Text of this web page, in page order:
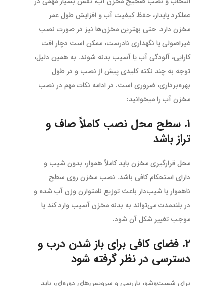
عملکرد پایدار، حفظ کیفیت آب و افزایش طول عمر
مخزن دارد. حتی بهترین مخزن‌ها نیز در صورت نصب
غیراصولی یا نگهداری نادرست، ممکن است دچار افت
کارایی، آلودگی آب یا آسیب بدنه شوند. به همین دلیل،
توجه به چند نکته کلیدی پیش از نصب و در طول
بهره‌برداری، ضروری است. در ادامه نکات مهم در نصب
مخزن آب را میخوانید:
۱. سطح محل نصب کاملاً صاف و
تراز باشد
محل قرارگیری مخزن باید کاملاً هموار، بدون شیب و
دارای استحکام کافی باشد. نصب مخزن روی سطح
ناهموار یا شیب‌دار باعث توزیع نامتوازن وزن آب شده و
در بلندمدت می‌تواند به بدنه مخزن آسیب وارد کند یا
موجب تغییر شکل آن شود.
۲. فضای کافی برای باز شدن درب و
دسترسی در نظر گرفته شود
برای شست‌وشو، بازرسی و سرویس‌های دوره‌ای، باید